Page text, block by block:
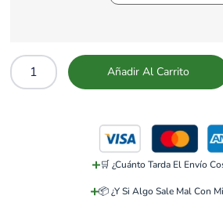
Añadir Al Carrito
🛒 ¿Cuánto Tarda El Envío
📦 ¿Y Si Algo Sale Mal Con